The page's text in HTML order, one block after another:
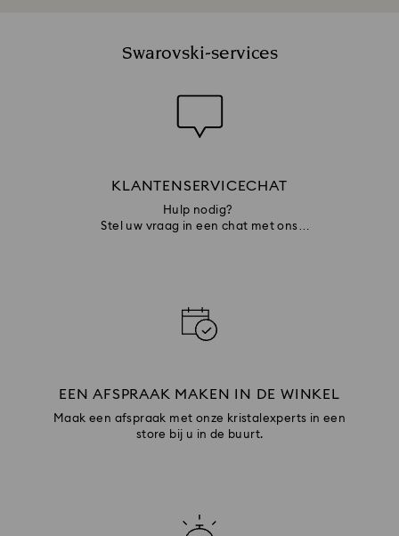
Swarovski-services
KLANTENSERVICECHAT
Hulp nodig?
Stel uw vraag in een chat met ons
EEN AFSPRAAK MAKEN IN DE WINKEL
Maak een afspraak met onze kristalexperts in een
store bij u in de buurt.